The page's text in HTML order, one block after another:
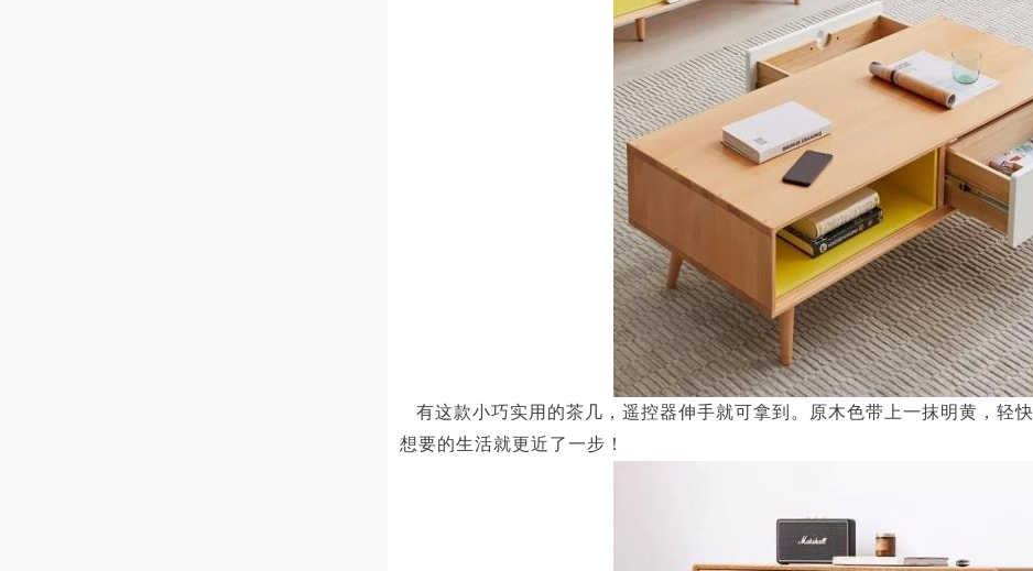
有这款小巧实用的茶几，遥控器伸手就可拿到。原木色带上一抹明黄，轻
想要的生活就更近了一步！